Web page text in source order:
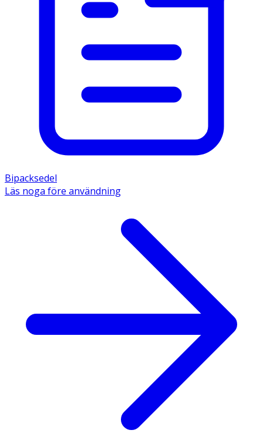
Bipacksedel
Läs noga före användning